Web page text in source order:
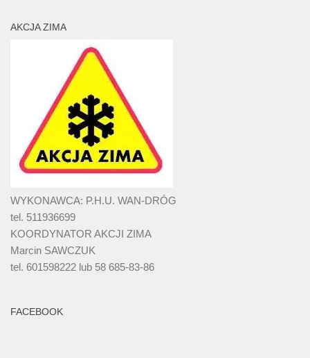
AKCJA ZIMA
WYKONAWCA: P.H.U. WAN-DRÓG
tel. 511936699
KOORDYNATOR AKCJI ZIMA
Marcin SAWCZUK
tel. 601598222 lub 58 685-83-86
FACEBOOK